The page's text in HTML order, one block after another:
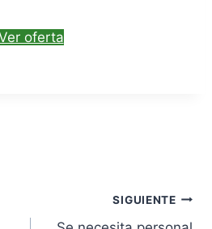
oferta
SIGUIENTE